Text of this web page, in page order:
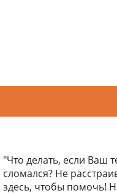
"Что делать, если Ваш
сломался? Не
здесь, чтобы помочь!